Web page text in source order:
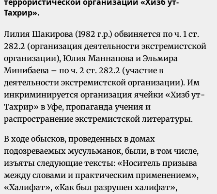
Тахрир».
Лилия Шакирова (1982 г.р.) обвиняется по ч. 1 ст.
282.2 (организация деятельности экстремистской
организации), Юлия Маннапова и Эльмира
Минибаева – по ч. 2 ст. 282.2 (участие в
деятельности экстремистской организации). Им
инкриминируется организация ячейки «Хизб ут-
Тахрир» в Уфе, пропаганда учения и
распространение экстремистской литературы.
В ходе обысков, проведенных в домах
подозреваемых мусульманок, были, в том числе,
изъяты следующие тексты: «Носитель призыва
между словами и практическим применением»,
«Халифат», «Как был разрушен халифат»,